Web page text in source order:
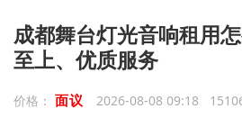
成都舞台灯光音响租用
至上、优质服务
价格： 面议 2026-08-08 09:18